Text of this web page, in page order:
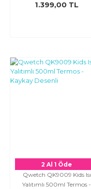
1.399,00 TL
2 Al 1 Öde
Qwetch QK9009 Kids Isı
Yalıtımlı 500ml Termos -